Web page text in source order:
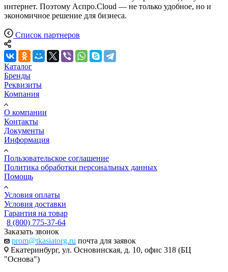
интернет. Поэтому Аспро.Cloud — не только удобное, но и
экономичное решение для бизнеса.
Список партнеров
Каталог
Бренды
Реквизиты
Компания
О компании
Контакты
Документы
Информация
Пользовательское соглашение
Политика обработки персональных данных
Помощь
Условия оплаты
Условия доставки
Гарантия на товар
8 (800) 775-37-64
Заказать звонок
prom@tkasiatorg.ru почта для заявок
Екатеринбург, ул. Основинская, д. 10, офис 318 (БЦ
"Основа")